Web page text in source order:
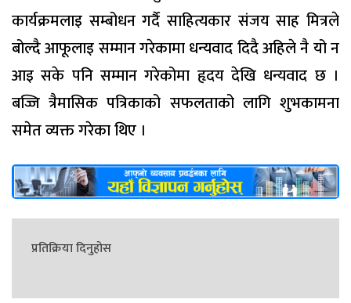
कार्यक्रमलाइ सम्बोधन गर्दै साहित्यकार संजय साह मित्रले
बोल्दै आफूलाइ सम्मान गरेकामा धन्यवाद दिदै अहिले नै यो न
आइ सके पनि सम्मान गरेकोमा हृदय देखि धन्यवाद छ ।
बज्जि त्रैमासिक पत्रिकाको सफलताको लागि शुभकामना
समेत व्यक्त गरेका थिए ।
प्रतिक्रिया दिनुहोस